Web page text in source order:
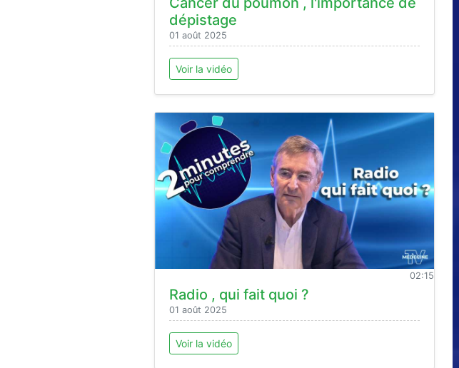
dépistage
01 août 2025
Voir la vidéo
02:15
Radio , qui fait quoi ?
01 août 2025
Voir la vidéo